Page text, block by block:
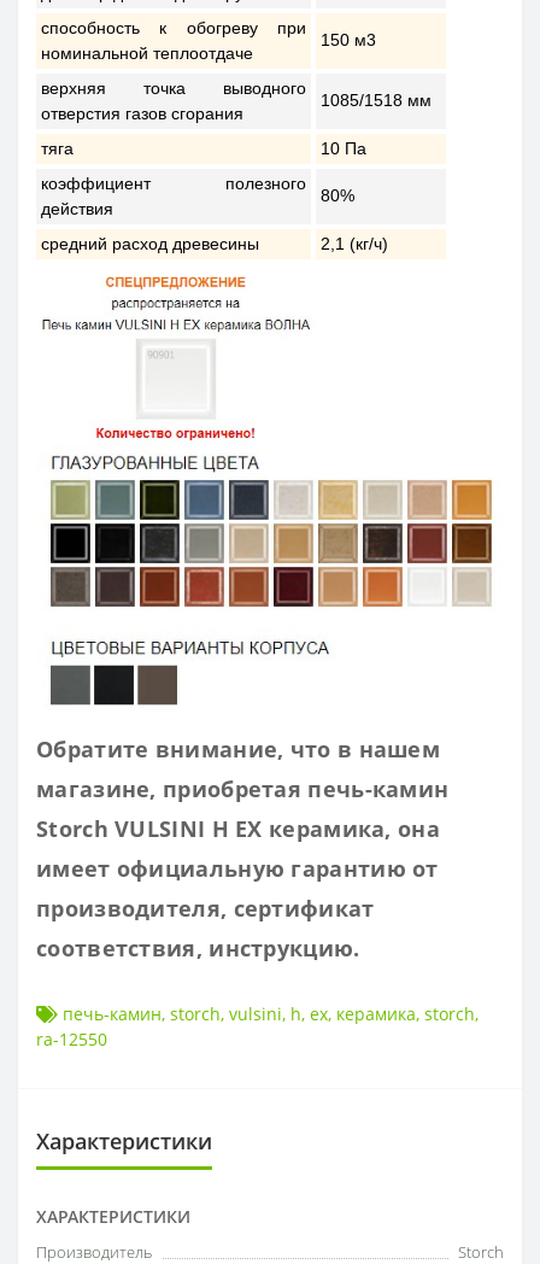
способность к обогреву при
номинальной теплоотдаче
150 м3
верхняя точка выводного
отверстия газов сгорания
1085/1518 мм
тяга
10 Па
коэффициент полезного
действия
80%
средний расход древесины 2,1 (кг/ч)
Обратите внимание, что в нашем
магазине, приобретая печь-камин
Storch VULSINI H EX керамика, она
имеет официальную гарантию от
производителя, сертификат
соответствия, инструкцию.
печь-камин, storch, vulsini, h, ex, керамика, storch,
ra-12550
Характеристики
ХАРАКТЕРИСТИКИ
Производитель
Storch